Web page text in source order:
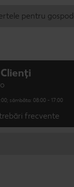
pentru
sâmbăta: 08:00 - 17:00
frecvente